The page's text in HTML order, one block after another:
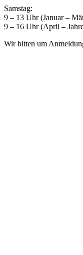
Samstag:
9 – 13 Uhr (Januar –
9 – 16 Uhr (April –
Wir bitten um